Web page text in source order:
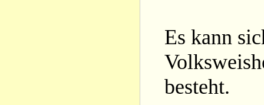
Es kann
besteht.